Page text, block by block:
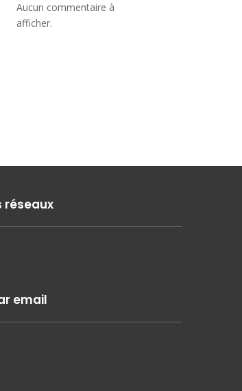
Aucun commentaire à
afficher.
réseaux
email